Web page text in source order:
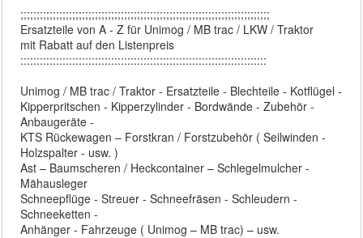
;;;;;;;;;;;;;;;;;;;;;;;;;;;;;;;;;;;;;;;;;;;;;;;;;;;;;;;;;;;;;;;;;;;;;;;;;;;;;
Ersatzteile von A - Z für Unimog / MB trac / LKW / Traktor
mit Rabatt auf den Listenpreis
::::::::::::::::::::::::::::::::::::::::::::::::::::::::::::::::::::::::::::
Unimog / MB trac / Traktor - Ersatzteile - Blechteile - Kotflügel -
Kipperpritschen - Kipperzylinder - Bordwände - Zubehör -
Anbaugeräte -
KTS Rückewagen – Forstkran / Forstzubehör ( Seilwinden -
Holzspalter - usw. )
Ast – Baumscheren / Heckcontainer – Schlegelmulcher -
Mähausleger
Schneepflüge - Streuer - Schneefräsen - Schleudern -
Schneeketten -
Anhänger - Fahrzeuge ( Unimog – MB trac) – usw.